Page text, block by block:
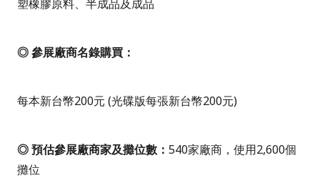
塑橡膠原料、半成品及成品
◎ 參展廠商名錄購買：
每本新台幣200元 (光碟版每張新台幣200元)
◎ 預估參展廠商家及攤位數： 540家廠商，使用2,600個
攤位